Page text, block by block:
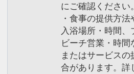
にご確認ください。
・食事の提供方
入浴場所・時間、
ビーチ営業・時
またはサービス
合があります。詳